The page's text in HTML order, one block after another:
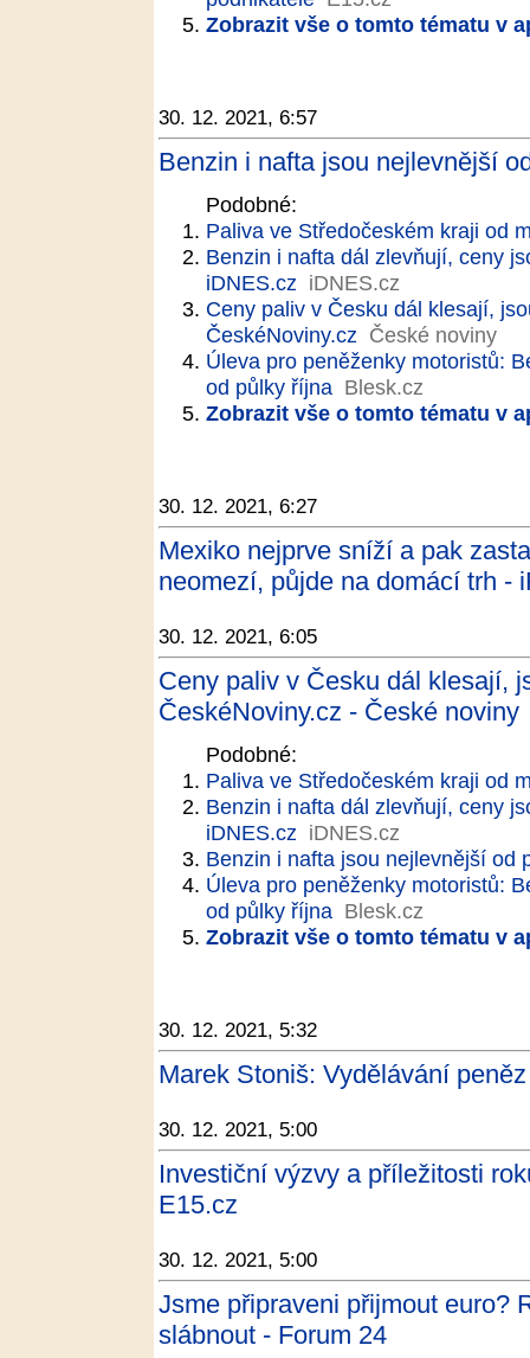
Zobrazit vše o tomto tématu v
30. 12. 2021, 6:57
Benzin i nafta jsou nejlevnější
Podobné:
Paliva ve Středočeském kraji od
Benzin i nafta dál zlevňují, ceny
iDNES.cz iDNES.cz
Ceny paliv v Česku dál klesají,
ČeskéNoviny.cz České noviny
Úleva pro peněženky motoristů:
od půlky října Blesk.cz
Zobrazit vše o tomto tématu v
30. 12. 2021, 6:27
Mexiko nejprve sníží a pak
neomezí, půjde na domácí trh -
30. 12. 2021, 6:05
Ceny paliv v Česku dál klesají,
ČeskéNoviny.cz - České noviny
Podobné:
Paliva ve Středočeském kraji od
Benzin i nafta dál zlevňují, ceny
iDNES.cz iDNES.cz
Benzin i nafta jsou nejlevnější od
Úleva pro peněženky motoristů:
od půlky října Blesk.cz
Zobrazit vše o tomto tématu v
30. 12. 2021, 5:32
Marek Stoniš: Vydělávání
30. 12. 2021, 5:00
Investiční výzvy a příležitosti
E15.cz
30. 12. 2021, 5:00
Jsme připraveni přijmout euro?
slábnout - Forum 24